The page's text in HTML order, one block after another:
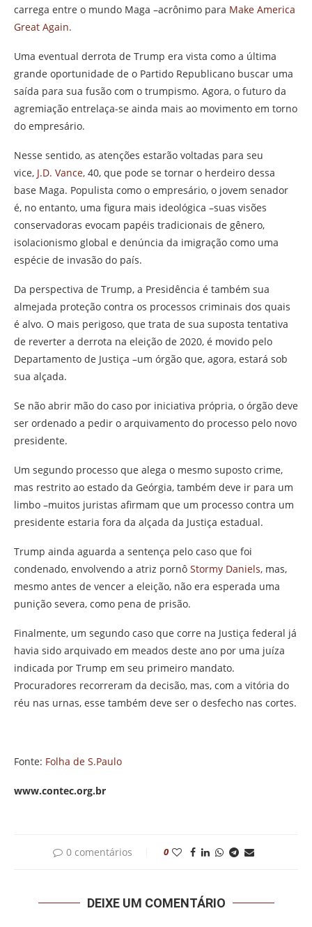
carrega entre o mundo Maga –acrônimo para Make America
Great Again.
Uma eventual derrota de Trump era vista como a última
grande oportunidade de o Partido Republicano buscar uma
saída para sua fusão com o trumpismo. Agora, o futuro da
agremiação entrelaça-se ainda mais ao movimento em torno
do empresário.
Nesse sentido, as atenções estarão voltadas para seu
vice, J.D. Vance, 40, que pode se tornar o herdeiro dessa
base Maga. Populista como o empresário, o jovem senador
é, no entanto, uma figura mais ideológica –suas visões
conservadoras evocam papéis tradicionais de gênero,
isolacionismo global e denúncia da imigração como uma
espécie de invasão do país.
Da perspectiva de Trump, a Presidência é também sua
almejada proteção contra os processos criminais dos quais
é alvo. O mais perigoso, que trata de sua suposta tentativa
de reverter a derrota na eleição de 2020, é movido pelo
Departamento de Justiça –um órgão que, agora, estará sob
sua alçada.
Se não abrir mão do caso por iniciativa própria, o órgão deve
ser ordenado a pedir o arquivamento do processo pelo novo
presidente.
Um segundo processo que alega o mesmo suposto crime,
mas restrito ao estado da Geórgia, também deve ir para um
limbo –muitos juristas afirmam que um processo contra um
presidente estaria fora da alçada da Justiça estadual.
Trump ainda aguarda a sentença pelo caso que foi
condenado, envolvendo a atriz pornô Stormy Daniels, mas,
mesmo antes de vencer a eleição, não era esperada uma
punição severa, como pena de prisão.
Finalmente, um segundo caso que corre na Justiça federal já
havia sido arquivado em meados deste ano por uma juíza
indicada por Trump em seu primeiro mandato.
Procuradores recorreram da decisão, mas, com a vitória do
réu nas urnas, esse também deve ser o desfecho nas cortes.
Fonte: Folha de S.Paulo
www.contec.org.br
0 comentários 0
DEIXE UM COMENTÁRIO